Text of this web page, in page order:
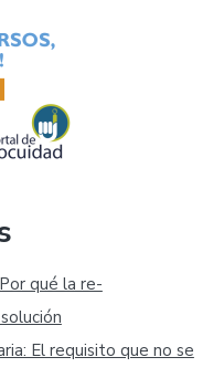
qué la re-
El requisito que no se